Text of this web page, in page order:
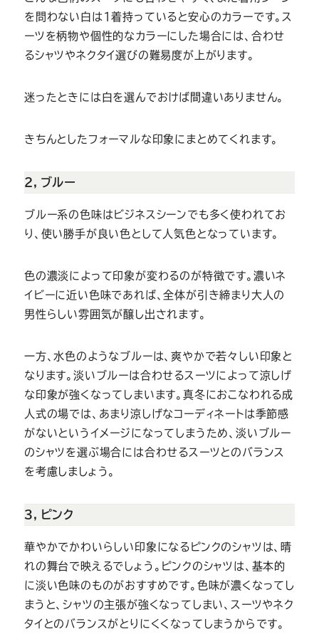
を問わない白は1着持っていると安心のカラーです。ス
ーツを柄物や個性的なカラーにした場合には、合わせ
るシャツやネクタイ選びの難易度が上がります。
迷ったときには白を選んでおけば間違いありません。
きちんとしたフォーマルな印象にまとめてくれます。
２，ブルー
ブルー系の色味はビジネスシーンでも多く使われてお
り、使い勝手が良い色として人気色となっています。
色の濃淡によって印象が変わるのが特徴です。濃いネ
イビーに近い色味であれば、全体が引き締まり大人の
男性らしい雰囲気が醸し出されます。
一方、水色のようなブルーは、爽やかで若々しい印象と
なります。淡いブルーは合わせるスーツによって涼しげ
な印象が強くなってしまいます。真冬におこなわれる成
人式の場では、あまり涼しげなコーディネートは季節感
がないというイメージになってしまうため、淡いブルー
のシャツを選ぶ場合には合わせるスーツとのバランス
を考慮しましょう。
３，ピンク
華やかでかわいらしい印象になるピンクのシャツは、晴
れの舞台で映えるでしょう。ピンクのシャツは、基本的
に淡い色味のものがおすすめです。色味が濃くなってし
まうと、シャツの主張が強くなってしまい、スーツやネク
タイとのバランスがとりにくくなってしまうからです。